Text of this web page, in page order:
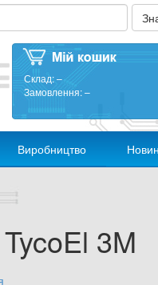
Склад:–
Замовлення:–
Виробництво
3M